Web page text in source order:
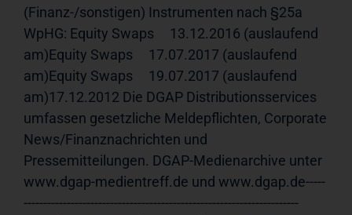
(Finanz-/sonstigen) Instrumenten nach §25a
WpHG: Equity Swaps     13.12.2016 (auslaufend
am)Equity Swaps     17.07.2017 (auslaufend
am)Equity Swaps     19.07.2017 (auslaufend
am)17.12.2012 Die DGAP Distributionsservices
umfassen gesetzliche Meldepflichten, Corporate
News/Finanznachrichten und
Pressemitteilungen. DGAP-Medienarchive unter
www.dgap-medientreff.de und www.dgap.de-----
----------------------------------------------------------------------